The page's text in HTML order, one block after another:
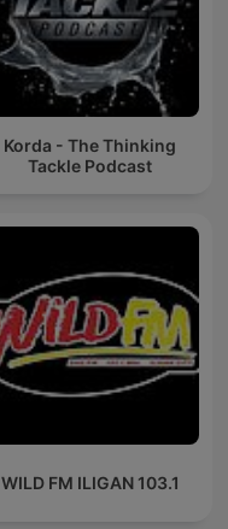
Korda - The Thinking
Tackle Podcast
WILD FM ILIGAN 103.1